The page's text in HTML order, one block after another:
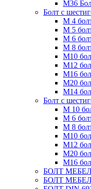
М36
Болт с
М 4
М 5
М 6
М 8
М10
М12
М16
М20
М14
Болт с
М 10
М 6
М 8
М10
М12
М20
М16
БОЛТ
БОЛТ